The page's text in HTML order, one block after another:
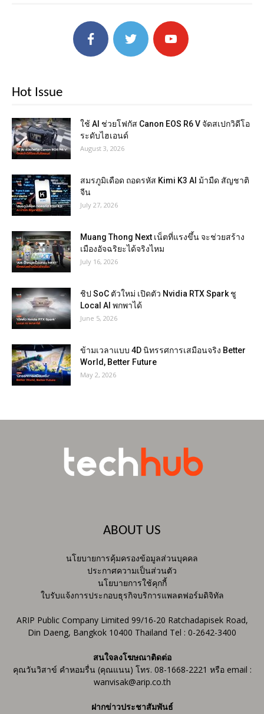
Hot Issue
ใช้ AI ช่วยโฟกัส Canon EOS R6 V จัดสเปกวิดีโอ
ระดับไฮเอนด์
August 3, 2026
สมรภูมิเดือด ถอดรหัส Kimi K3 AI ม้ามืด สัญชาติ
จีน
July 27, 2026
Muang Thong Next เน็ตที่แรงขึ้น จะช่วยสร้าง
เมืองอัจฉริยะได้จริงไหม
July 16, 2026
ชิป SoC ตัวใหม่ เปิดตัว Nvidia RTX Spark ชู
Local AI พกพาได้
June 5, 2026
ข้ามเวลาแบบ 4D นิทรรศการเสมือนจริง Better
World, Better Future
May 2, 2026
ABOUT US
นโยบายการคุ้มครองข้อมูลส่วนบุคคล
ประกาศความเป็นส่วนตัว
นโยบายการใช้คุกกี้
ใบรับแจ้งการประกอบธุรกิจบริการแพลตฟอร์มดิจิทัล
ARIP Public Company Limited 99/16-20 Ratchadapisek Road,
Din Daeng, Bangkok 10400 Thailand Tel : 0-2642-3400
สนใจลงโฆษณาติดต่อ
คุณวันวิสาข์ คำหอมรื่น (คุณแนน) โทร. 08-1668-2221 หรือ email :
wanvisak@arip.co.th
ฝากข่าวประชาสัมพันธ์